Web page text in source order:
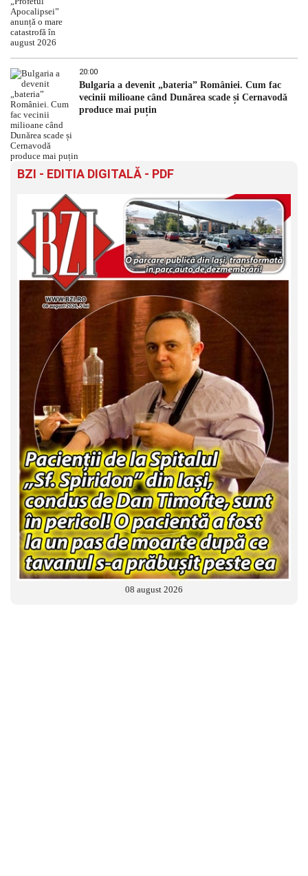
20:00
Bulgaria a devenit „bateria” României. Cum fac
vecinii milioane când Dunărea scade și Cernavodă
produce mai puțin
BZI - EDITIA DIGITALĂ - PDF
08 august 2026